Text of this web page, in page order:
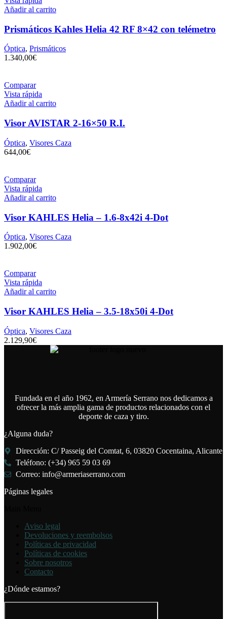
Añadir al carrito
Prismáticos Kahles Helia 42 RF 8×42 con telémetro
Óptica, Prismáticos
1.340,00€
Comparar
Vista rápida
Añadir al carrito
Visor AVISTAR 2-16×50 R.I.
Óptica, Visores Caza
644,00€
Comparar
Vista rápida
Añadir al carrito
Visor KAHLES Helia – 1.6-8x42i 4-Dot
Óptica, Visores Caza
1.902,00€
Comparar
Vista rápida
Añadir al carrito
Visor KAHLES Helia – 3.5-18x50i 4-Dot
Óptica, Visores Caza
2.129,90€
Fundada en el año 1962, en Armería Serrano nos dedicamos a
ofrecer la más amplia gama de productos relacionados con el
deporte de caza y tiro.
¿Alguna duda?
Dirección: C/ Passeig del Comtat, 6, 03820 Cocentaina, Alicante
Teléfono: (+34) 965 59 03 69
Correo: info@armeriaserrano.com
Páginas legales
Aviso legal
Devoluciones y reembolsos
Políticas de privacidad
Políticas de cookies
Sobre nosotros
Contacto
¿Dónde estamos?